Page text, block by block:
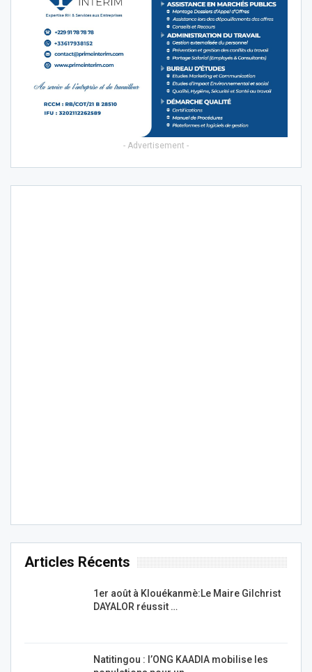
- Advertisement -
Articles Récents
1er août à Klouékanmè:Le Maire Gilchrist
DAYALOR réussit …
Natitingou : l’ONG KAADIA mobilise les